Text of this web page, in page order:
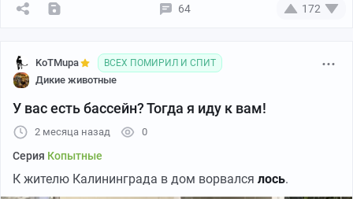
64 172
KoTMupa ВСЕХ ПОМИРИЛ И СПИТ
Дикие животные
У вас есть бассейн? Тогда я иду к вам!
2 месяца назад 0
Серия Копытные
К жителю Калининграда в дом ворвался лось.